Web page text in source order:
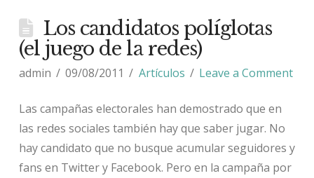
Los candidatos políglotas
(el juego de la redes)
admin 09/08/2011 Artículos Leave a Comment
Las campañas electorales han demostrado que en
las redes sociales también hay que saber jugar. No
hay candidato que no busque acumular seguidores y
fans en Twitter y Facebook. Pero en la campaña por